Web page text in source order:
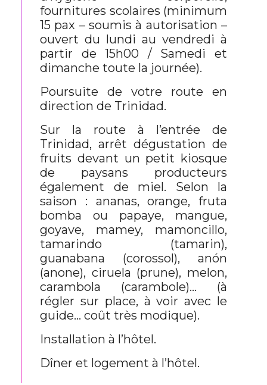
fournitures scolaires (minimum
15 pax – soumis à autorisation –
ouvert du lundi au vendredi à
partir de 15h00 / Samedi et
dimanche toute la journée).
Poursuite de votre route en
direction de Trinidad.
Sur la route à l’entrée de
Trinidad, arrêt dégustation de
fruits devant un petit kiosque
de paysans producteurs
également de miel. Selon la
saison : ananas, orange, fruta
bomba ou papaye, mangue,
goyave, mamey, mamoncillo,
tamarindo (tamarin),
guanabana (corossol), anón
(anone), ciruela (prune), melon,
carambola (carambole)… (à
régler sur place, à voir avec le
guide… coût très modique).
Installation à l’hôtel.
Dîner et logement à l’hôtel.